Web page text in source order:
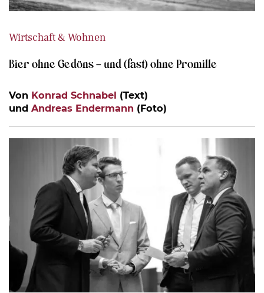
Wirtschaft & Wohnen
Bier ohne Gedöns – und (fast) ohne Promille
Von Konrad Schnabel (Text)
und Andreas Endermann (Foto)